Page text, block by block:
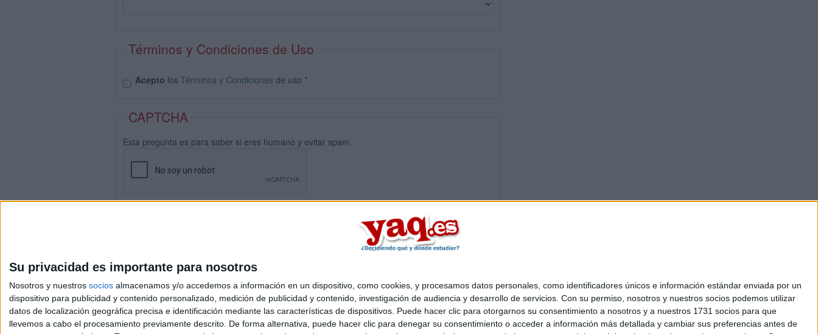
Su privacidad es importante para nosotros
Nosotros y nuestros socios almacenamos y/o accedemos a información en un dispositivo, como cookies, y procesamos datos personales, como identificadores únicos e información estándar enviada por un
dispositivo para publicidad y contenido personalizado, medición de publicidad y contenido, investigación de audiencia y desarrollo de servicios. Con su permiso, nosotros y nuestros socios podemos utilizar
datos de localización geográfica precisa e identificación mediante las características de dispositivos. Puede hacer clic para otorgarnos su consentimiento a nosotros y a nuestros 1731 socios para que
llevemos a cabo el procesamiento previamente descrito. De forma alternativa, puede hacer clic para denegar su consentimiento o acceder a información más detallada y cambiar sus preferencias antes de
Términos y Condiciones de Uso
Acepto los Términos y Condiciones de uso *
CAPTCHA
Esta pregunta es para saber si eres humano y evitar spam.
Quiénes somos |Contactar| Anúnciate
Aviso legal|Politica de privacidad|Condiciones generales|Política de cookies